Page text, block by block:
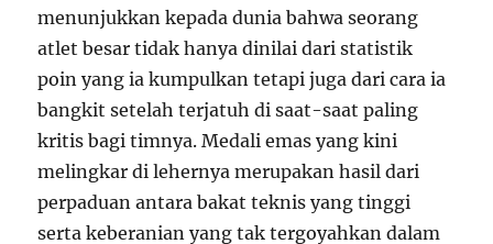
menunjukkan kepada dunia bahwa seorang
atlet besar tidak hanya dinilai dari statistik
poin yang ia kumpulkan tetapi juga dari cara ia
bangkit setelah terjatuh di saat-saat paling
kritis bagi timnya. Medali emas yang kini
melingkar di lehernya merupakan hasil dari
perpaduan antara bakat teknis yang tinggi
serta keberanian yang tak tergoyahkan dalam